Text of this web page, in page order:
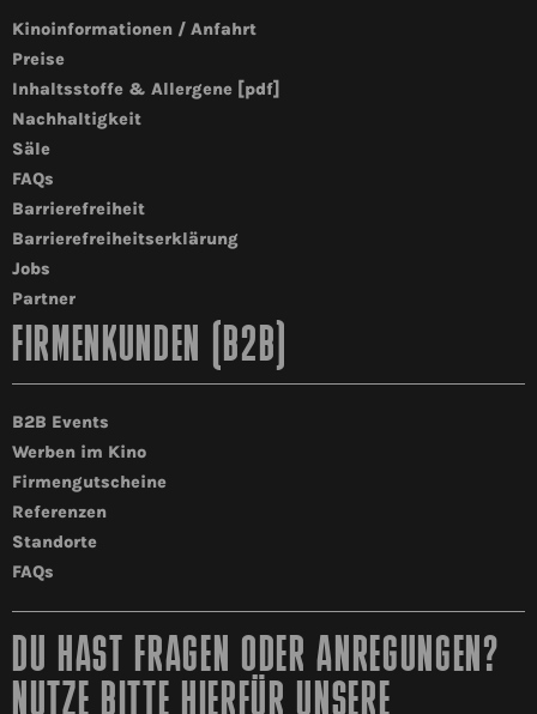
Kinoinformationen / Anfahrt
Preise
Inhaltsstoffe & Allergene [pdf]
Nachhaltigkeit
Säle
FAQs
Barrierefreiheit
Barrierefreiheitserklärung
Jobs
Partner
FIRMENKUNDEN (B2B)
B2B Events
Werben im Kino
Firmengutscheine
Referenzen
Standorte
FAQs
DU HAST FRAGEN ODER ANREGUNGEN?
NUTZE BITTE HIERFÜR UNSERE